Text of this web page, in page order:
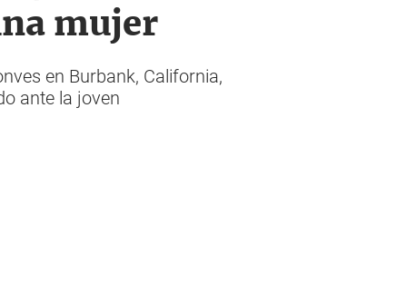
mujer
en Burbank, California,
ante la joven